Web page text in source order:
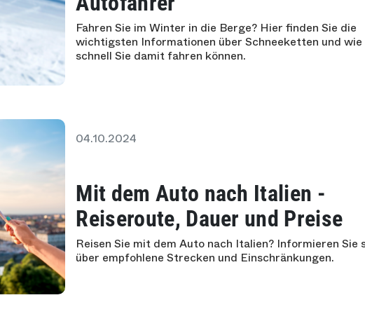
Fahren Sie im Winter in die Berge? Hier finden Sie die
wichtigsten Informationen über Schneeketten und wie
schnell Sie damit fahren können.
04.10.2024
Mit dem Auto nach Italien -
Reiseroute, Dauer und Preise
Reisen Sie mit dem Auto nach Italien? Informieren Sie
über empfohlene Strecken und Einschränkungen.